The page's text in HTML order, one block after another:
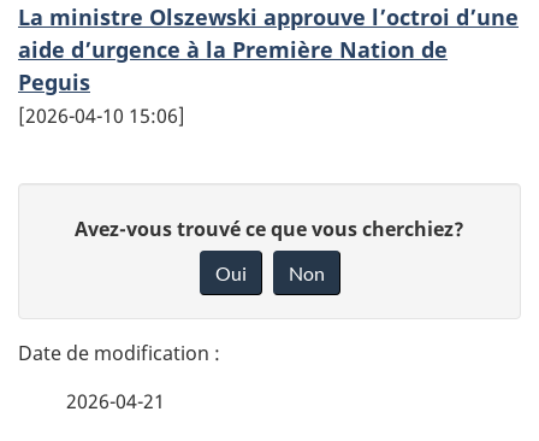
La ministre Olszewski approuve l’octroi d’une
aide d’urgence à la Première Nation de
Peguis
2026-04-10 15:06
t
a
n
Avez-vous trouvé ce que vous cherchiez?
Oui Non
2026-04-21